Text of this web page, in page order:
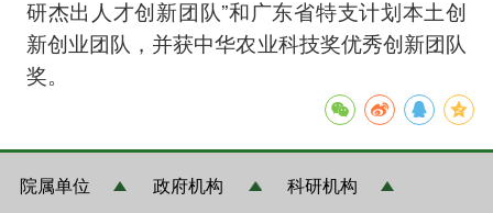
研杰出人才创新团队”和广东省特支计划本土创
新创业团队，并获中华农业科技奖优秀创新团队
奖。
院属单位 政府机构 科研机构